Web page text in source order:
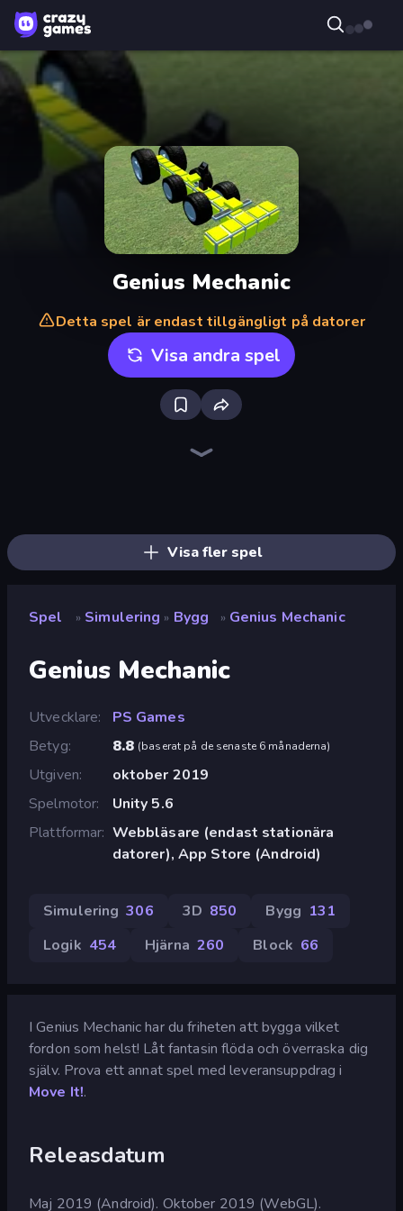
Genius Mechanic
Detta spel är endast tillgängligt på datorer
Visa andra spel
Visa fler spel
Spel » Simulering » Bygg » Genius Mechanic
Genius Mechanic
Utvecklare
PS Games
Betyg
8.8 (baserat på de senaste 6 månaderna)
Utgiven
oktober 2019
Spelmotor
Unity 5.6
Plattformar Webbläsare (endast stationära
datorer), App Store (Android)
Simulering 306 3D 850 Bygg 131
Logik 454 Hjärna 260 Block 66
I Genius Mechanic har du friheten att bygga vilket
fordon som helst! Låt fantasin flöda och överraska dig
själv. Prova ett annat spel med leveransuppdrag i
Move It!.
Releasdatum
Maj 2019 (Android). Oktober 2019 (WebGL).